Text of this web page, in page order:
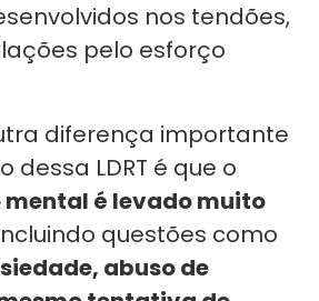
nos tendões,
pelo esforço
diferença importante
dessa LDRT é que o
é levado muito
questões como
abuso de